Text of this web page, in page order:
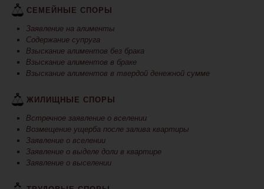
СЕМЕЙНЫЕ СПОРЫ
Заявление на алименты
Содержание супруга
Взыскание алиментов без брака
Взыскание алиментов в браке
Взыскание алиментов в твердой денежной сумме
ЖИЛИЩНЫЕ СПОРЫ
Встречное заявление о вселении
Возмещение ущерба после залива квартиры
Заявление о вселении
Заявление о выделе доли в квартире
Заявление о выселении